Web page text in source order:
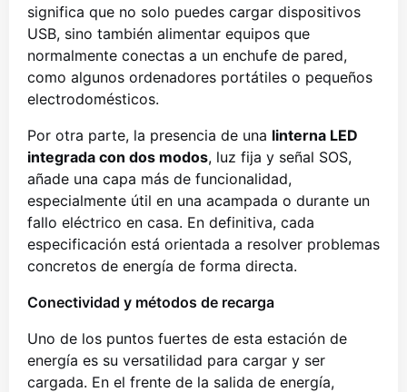
significa que no solo puedes cargar dispositivos
USB, sino también alimentar equipos que
normalmente conectas a un enchufe de pared,
como algunos ordenadores portátiles o pequeños
electrodomésticos.
Por otra parte, la presencia de una linterna LED
integrada con dos modos, luz fija y señal SOS,
añade una capa más de funcionalidad,
especialmente útil en una acampada o durante un
fallo eléctrico en casa. En definitiva, cada
especificación está orientada a resolver problemas
concretos de energía de forma directa.
Conectividad y métodos de recarga
Uno de los puntos fuertes de esta estación de
energía es su versatilidad para cargar y ser
cargada. En el frente de la salida de energía,